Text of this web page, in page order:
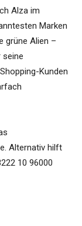
Alza im
Marken
grüne Alien –
seine
Kunden
Alternativ hilft
10 96000